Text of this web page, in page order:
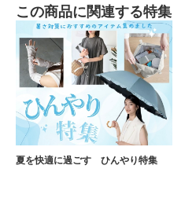
この商品に関連する特集
夏を快適に過ごす ひんやり特集